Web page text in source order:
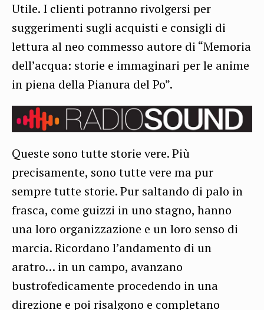
Utile. I clienti potranno rivolgersi per
suggerimenti sugli acquisti e consigli di
lettura al neo commesso autore di “Memoria
dell’acqua: storie e immaginari per le anime
in piena della Pianura del Po”.
Queste sono tutte storie vere. Più
precisamente, sono tutte vere ma pur
sempre tutte storie. Pur saltando di palo in
frasca, come guizzi in uno stagno, hanno
una loro organizzazione e un loro senso di
marcia. Ricordano l’andamento di un
aratro… in un campo, avanzano
bustrofedicamente procedendo in una
direzione e poi risalgono e completano